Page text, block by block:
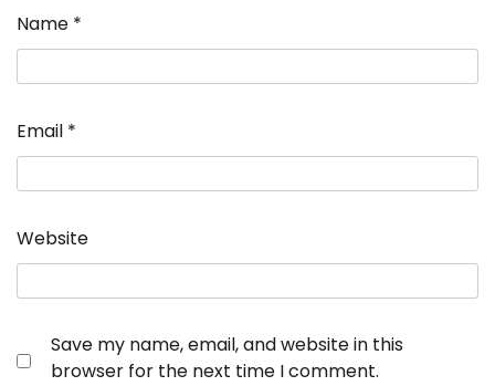
Name *
Email *
Website
Save my name, email, and website in this
browser for the next time I comment.